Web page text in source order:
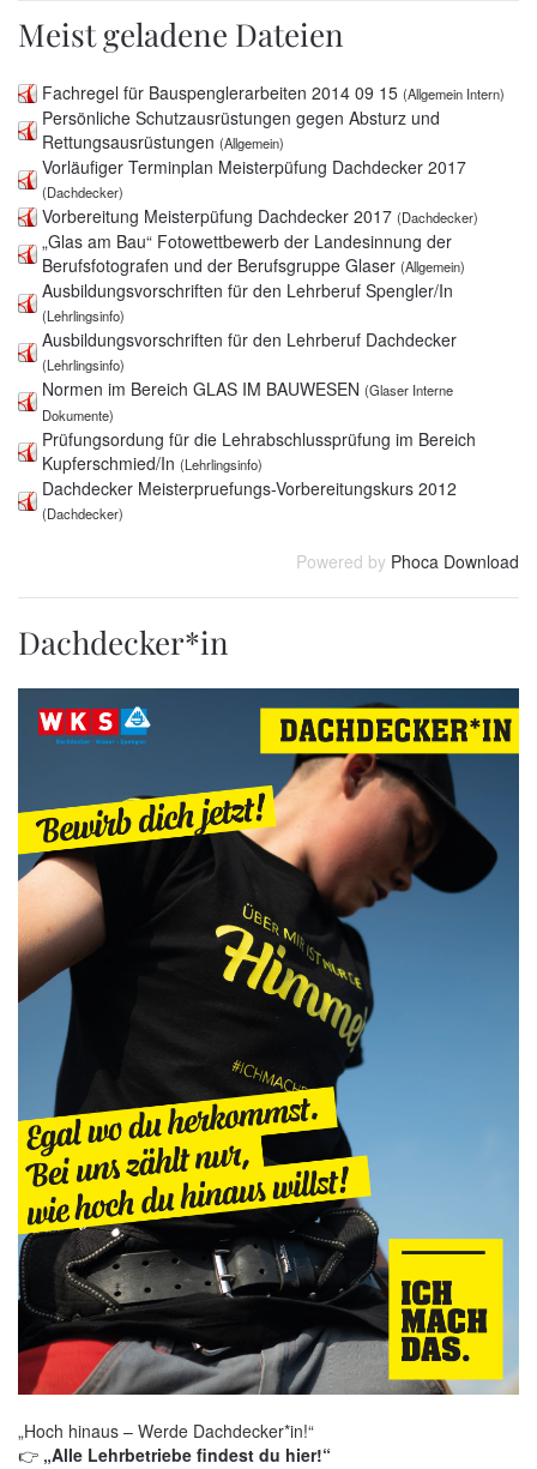
Meist geladene Dateien
Fachregel für Bauspenglerarbeiten 2014 09 15 (Allgemein Intern)
Persönliche Schutzausrüstungen gegen Absturz und
Rettungsausrüstungen (Allgemein)
Vorläufiger Terminplan Meisterpüfung Dachdecker 2017
(Dachdecker)
Vorbereitung Meisterpüfung Dachdecker 2017 (Dachdecker)
„Glas am Bau“ Fotowettbewerb der Landesinnung der
Berufsfotografen und der Berufsgruppe Glaser (Allgemein)
Ausbildungsvorschriften für den Lehrberuf Spengler/In
(Lehrlingsinfo)
Ausbildungsvorschriften für den Lehrberuf Dachdecker
(Lehrlingsinfo)
Normen im Bereich GLAS IM BAUWESEN (Glaser Interne
Dokumente)
Prüfungsordung für die Lehrabschlussprüfung im Bereich
Kupferschmied/In (Lehrlingsinfo)
Dachdecker Meisterpruefungs-Vorbereitungskurs 2012
(Dachdecker)
Powered by Phoca Download
Dachdecker*in
„Hoch hinaus – Werde Dachdecker*in!“
👉 „Alle Lehrbetriebe findest du hier!“